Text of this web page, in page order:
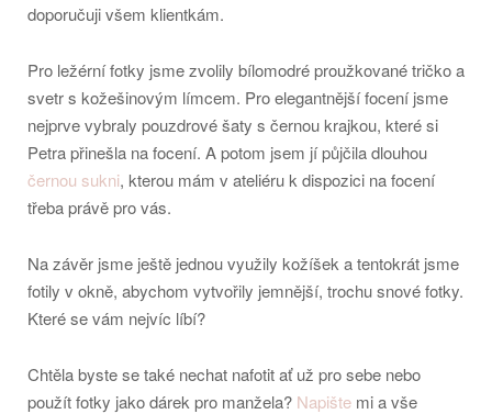
doporučuji všem klientkám.
Pro ležérní fotky jsme zvolily bílomodré proužkované tričko a
svetr s kožešinovým límcem. Pro elegantnější focení jsme
nejprve vybraly pouzdrové šaty s černou krajkou, které si
Petra přinešla na focení. A potom jsem jí půjčila dlouhou
černou sukni, kterou mám v ateliéru k dispozici na focení
třeba právě pro vás.
Na závěr jsme ještě jednou využily kožíšek a tentokrát jsme
fotily v okně, abychom vytvořily jemnější, trochu snové fotky.
Které se vám nejvíc líbí?
Chtěla byste se také nechat nafotit ať už pro sebe nebo
použít fotky jako dárek pro manžela? Napište mi a vše